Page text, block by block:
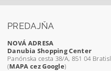
PREDAJŇA
NOVÁ ADRESA
Danubia Shopping Center
Panónska cesta 38/A, 851 04
(MAPA cez Google)